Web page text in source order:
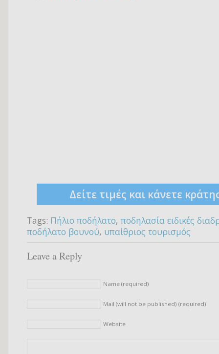
Δείτε τιμές και κάνετε
Tags: Πήλιο ποδήλατο, ποδηλασία ειδικές
ποδήλατο βουνού, υπαίθριος τουρισμός
Leave a Reply
Name (required)
Mail (will not be published) (required)
Website